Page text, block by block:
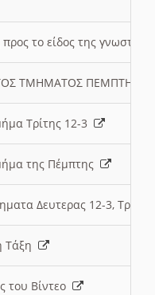
προς το είδος της
ΤΜΗΜΑΤΟΣ
Τρίτης 12-3
της Πέμπτης
Δευτερας 12-3,
Τάξη
του Βίντεο